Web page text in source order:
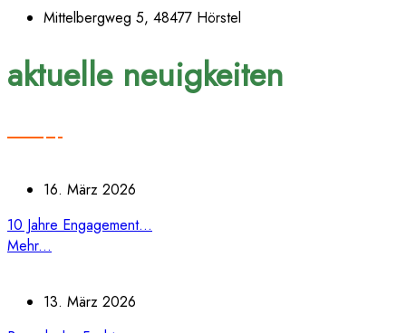
Mittelbergweg 5, 48477 Hörstel
aktuelle neuigkeiten
16. März 2026
10 Jahre Engagement...
Mehr...
13. März 2026